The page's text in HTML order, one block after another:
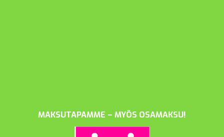
MAKSUTAPAMME – MYÖS OSAMAKSU!